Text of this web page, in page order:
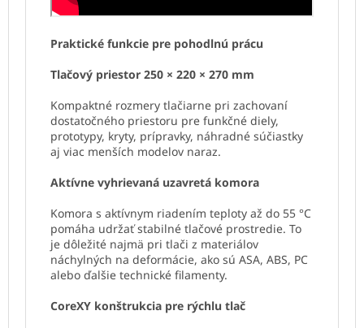
Praktické funkcie pre pohodlnú prácu
Tlačový priestor 250 × 220 × 270 mm
Kompaktné rozmery tlačiarne pri zachovaní
dostatočného priestoru pre funkčné diely,
prototypy, kryty, prípravky, náhradné súčiastky
aj viac menších modelov naraz.
Aktívne vyhrievaná uzavretá komora
Komora s aktívnym riadením teploty až do 55 °C
pomáha udržať stabilné tlačové prostredie. To
je dôležité najmä pri tlači z materiálov
náchylných na deformácie, ako sú ASA, ABS, PC
alebo ďalšie technické filamenty.
CoreXY konštrukcia pre rýchlu tlač